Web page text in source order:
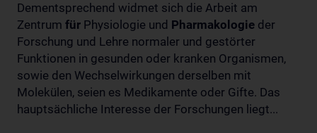
Dementsprechend widmet sich die Arbeit am
Zentrum für Physiologie und Pharmakologie der
Forschung und Lehre normaler und gestörter
Funktionen in gesunden oder kranken Organismen,
sowie den Wechselwirkungen derselben mit
Molekülen, seien es Medikamente oder Gifte. Das
hauptsächliche Interesse der Forschungen liegt...